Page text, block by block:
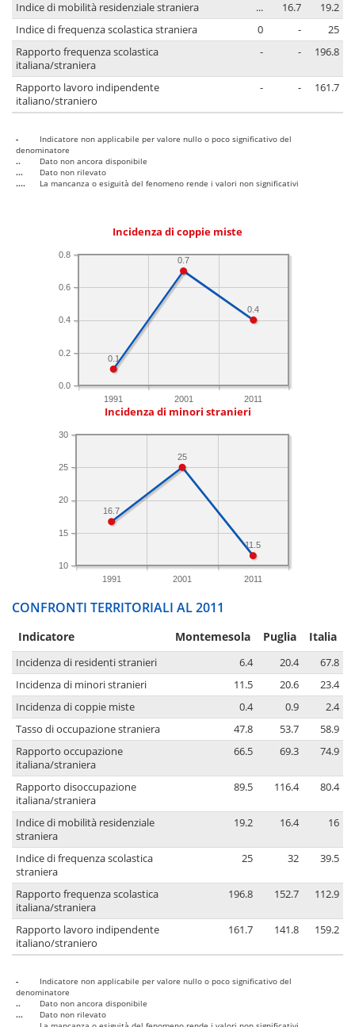
Indice di mobilità residenziale straniera
... 16.7
19.2
Indice di frequenza scolastica straniera
0 -
25
Rapporto frequenza scolastica
italiana/straniera
- - 196.8
Rapporto lavoro indipendente
italiano/straniero
- - 161.7
-
Indicatore non applicabile per valore nullo o poco significativo del
denominatore
..
Dato non ancora disponibile
...
Dato non rilevato
....
La mancanza o esiguità del fenomeno rende i valori non significativi
Incidenza di coppie miste
1991 2001 2011
0.0
0.2
0.4
0.6
0.8
0.4
0.7
0.1
Incidenza di minori stranieri
1991 2001 2011
10
15
20
25
30
11.5
25
16.7
CONFRONTI TERRITORIALI AL 2011
Indicatore Montemesola Puglia Italia
Incidenza di residenti stranieri 6.4 20.4
67.8
Incidenza di minori stranieri
11.5 20.6
23.4
Incidenza di coppie miste
0.4 0.9
2.4
Tasso di occupazione straniera
47.8 53.7
58.9
Rapporto occupazione
italiana/straniera
66.5 69.3 74.9
Rapporto disoccupazione
italiana/straniera
89.5 116.4 80.4
Indice di mobilità residenziale
straniera
19.2 16.4 16
Indice di frequenza scolastica
straniera
25 32 39.5
Rapporto frequenza scolastica
italiana/straniera
196.8 152.7 112.9
Rapporto lavoro indipendente
italiano/straniero
161.7 141.8 159.2
-
Indicatore non applicabile per valore nullo o poco significativo del
denominatore
..
Dato non ancora disponibile
...
Dato non rilevato